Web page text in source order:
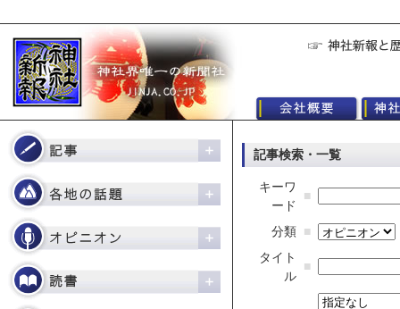
記事検索・一覧
キーワ
ード
■
分類 ■
タイト
ル
■